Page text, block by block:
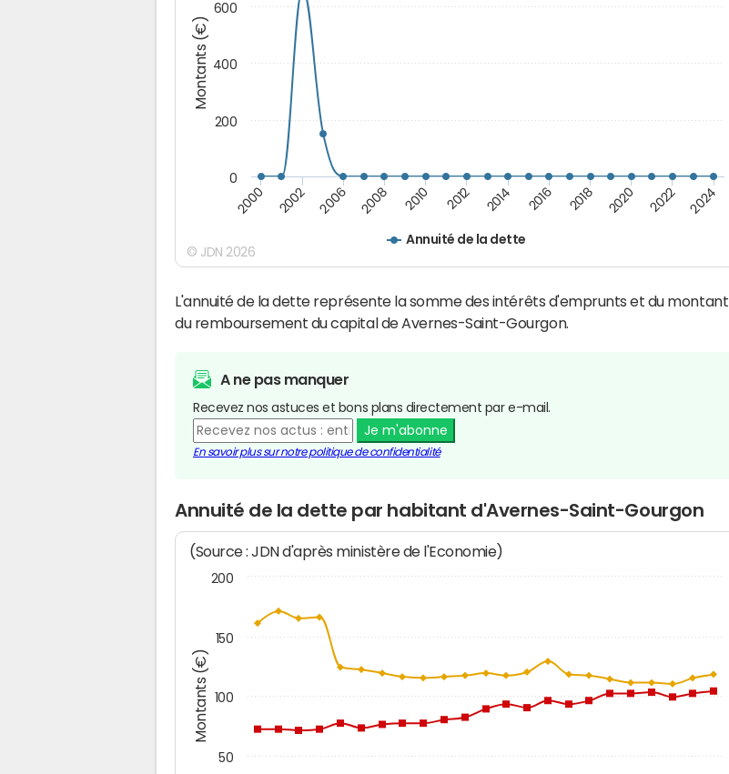
Montants (€)
Annuité de la dette
2000 2002 2006 2008 2010 2012 2014 2016 2018 2020 2022 2024
0
200
400
600
© JDN 2026
L'annuité de la dette représente la somme des intérêts d'emprunts et du montant
du remboursement du capital de Avernes-Saint-Gourgon.
A ne pas manquer
Recevez nos astuces et bons plans directement par e-mail.
Je m'abonne
En savoir plus sur notre politique de confidentialité
Annuité de la dette par habitant d'Avernes-Saint-Gourgon
Montants (€)
(Source : JDN d'après ministère de l'Economie)
50
100
150
200